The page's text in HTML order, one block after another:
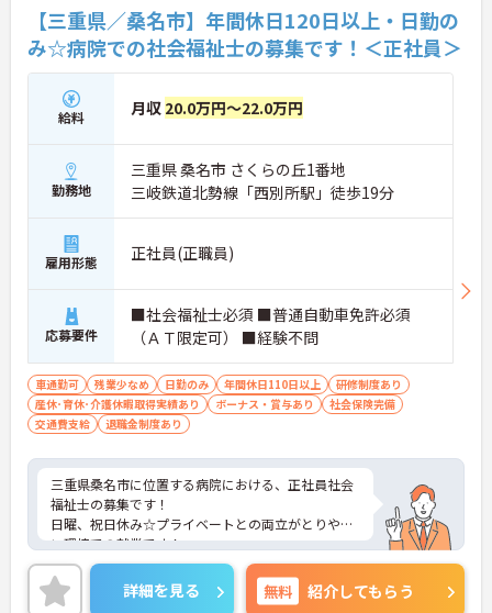
人の力になりたい資格を活かしたい
障がい者支援に興味がある
そんな方はぜひこの機会にチャレンジしてください
ね
【三重県／桑名市】年間休日120日以上・日勤の
み☆病院での社会福祉士の募集です！＜正社員＞
給料 月収 20.0万円～22.0万円
勤務地
三重県 桑名市 さくらの丘1番地
三岐鉄道北勢線「西別所駅」徒歩19分
雇用形態 正社員(正職員)
応募要件
■社会福祉士必須 ■普通自動車免許必須
（ＡＴ限定可） ■経験不問
車通勤可 残業少なめ 日勤のみ 年間休日110日以上
研修制度あり
産休･育休･介護休暇取得実績あり
ボーナス・賞与あり
社会保険完備
交通費支給
退職金制度あり
三重県桑名市に位置する病院における、正社員社会
福祉士の募集です！
日曜、祝日休み☆プライベートとの両立がとりやす
い環境での就業です！
ご興味ある方には、面接対策ポイントなど、さらに
詳細をお話しいたしますのでお気軽にご相談くださ
い。
詳細を見る 無料 紹介してもらう